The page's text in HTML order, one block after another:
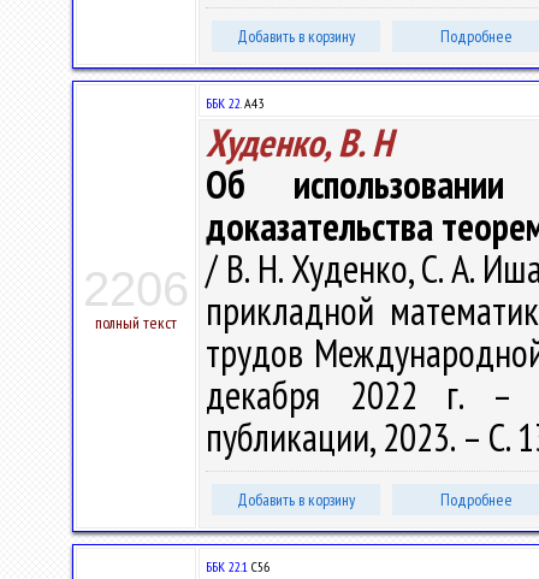
Добавить в корзину Подробнее
2206
полный текст
ББК 22.А43
Худенко, В. Н
Об использовании
доказательства
/ В. Н. Худенко, С. А.
прикладной
трудов
декабря 2022 г. –
публикации, 2023. – С.
Добавить в корзину Подробнее
ББК 22.1 С56